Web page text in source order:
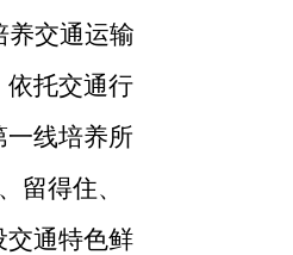
养交通运输
依托交通行
一线培养所
留得住、
交通特色鲜